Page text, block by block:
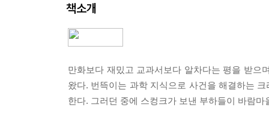
책소개
만화보다 재밌고 교과서보다 알차다는 평을 받으
왔다. 번뜩이는 과학 지식으로 사건을 해결하는
한다. 그러던 중에 스컹크가 보낸 부하들이 바람